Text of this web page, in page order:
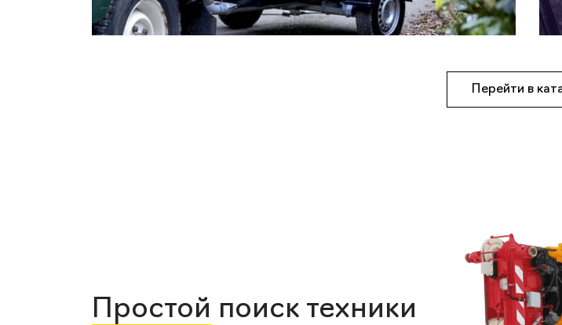
Перейти в
Простой поиск техники